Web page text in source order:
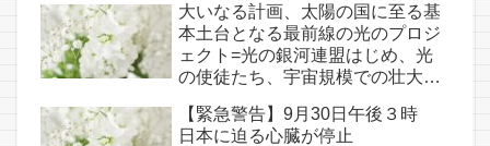
大いなる計画、太陽の国に至る基
本土台となる最前線の光のプロジ
ェクト=光の銀河連盟はじめ、光
の使徒たち、宇宙規模での壮大な
(6/26・28追記あり）
【緊急警告】9月30日午後３時
日本に迫る心臓が停止